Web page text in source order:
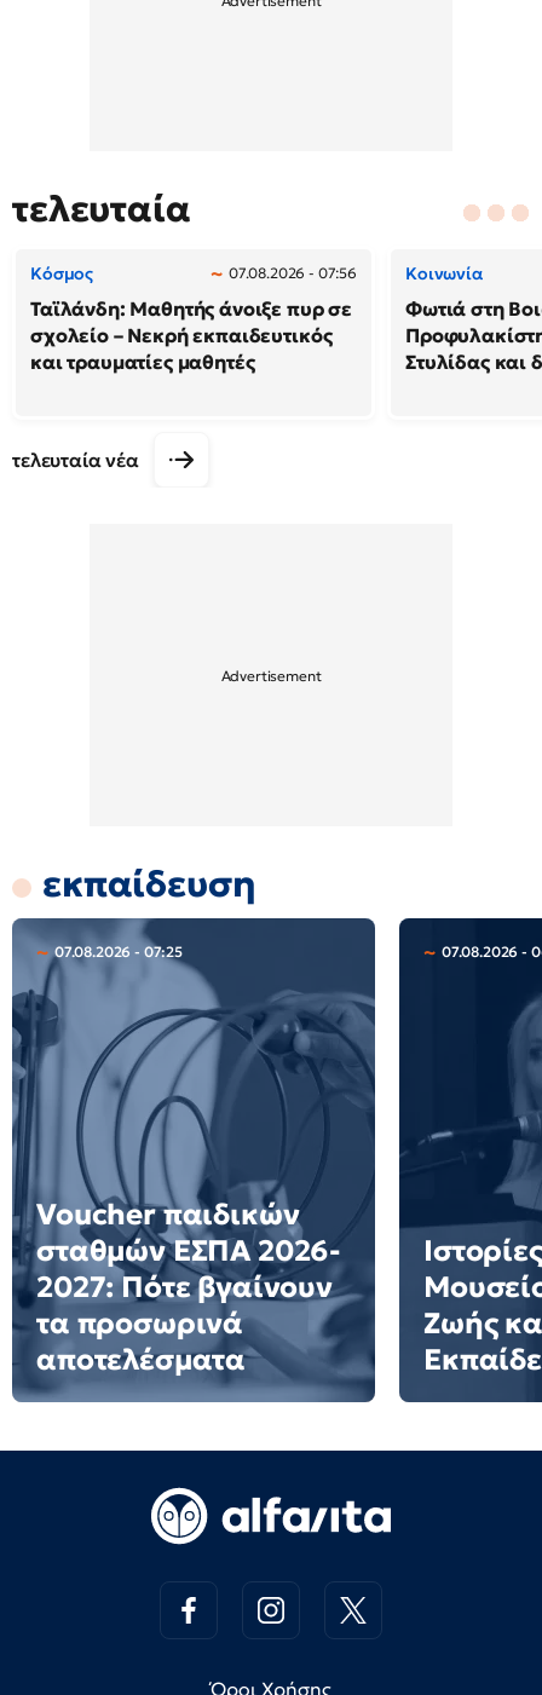
τελευταία
Κόσμος 07.08.2026 - 07:56
Ταϊλάνδη: Μαθητής άνοιξε πυρ σε
σχολείο – Νεκρή εκπαιδευτικός
και τραυματίες μαθητές
Κοινωνία
Φωτιά στη
Στυλίδας και
τελευταία νέα
εκπαίδευση
07.08.2026 - 07:25
Voucher παιδικών
σταθμών ΕΣΠΑ 2026-
2027: Πότε βγαίνουν
τα προσωρινά
αποτελέσματα
07.08.2026 -
Ζωής
Όροι Χρήσης